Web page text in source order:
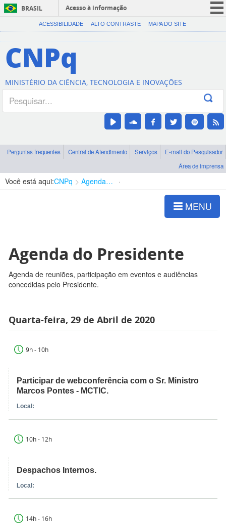
BRASIL
Acesso à informação
CORONAVÍRUS (COVID-19)
Canais
ACESSIBILIDADE ALTO CONTRASTE MAPA DO SITE
CNPq
MINISTÉRIO DA CIÊNCIA, TECNOLOGIA E INOVAÇÕES
Perguntas frequentes Central de Atendimento Serviços
E-mail do Pesquisador
Área de imprensa
Você está aqui:CNPq Agenda de autoridades
MENU
Agenda do Presidente
Agenda de reuniões, participação em eventos e audiências
concedidas pelo Presidente.
Quarta-feira, 29 de Abril de 2020
9h - 10h
Participar de webconferência com o Sr. Ministro
Marcos Pontes - MCTIC.
Local:
10h - 12h
Despachos Internos.
Local:
14h - 16h